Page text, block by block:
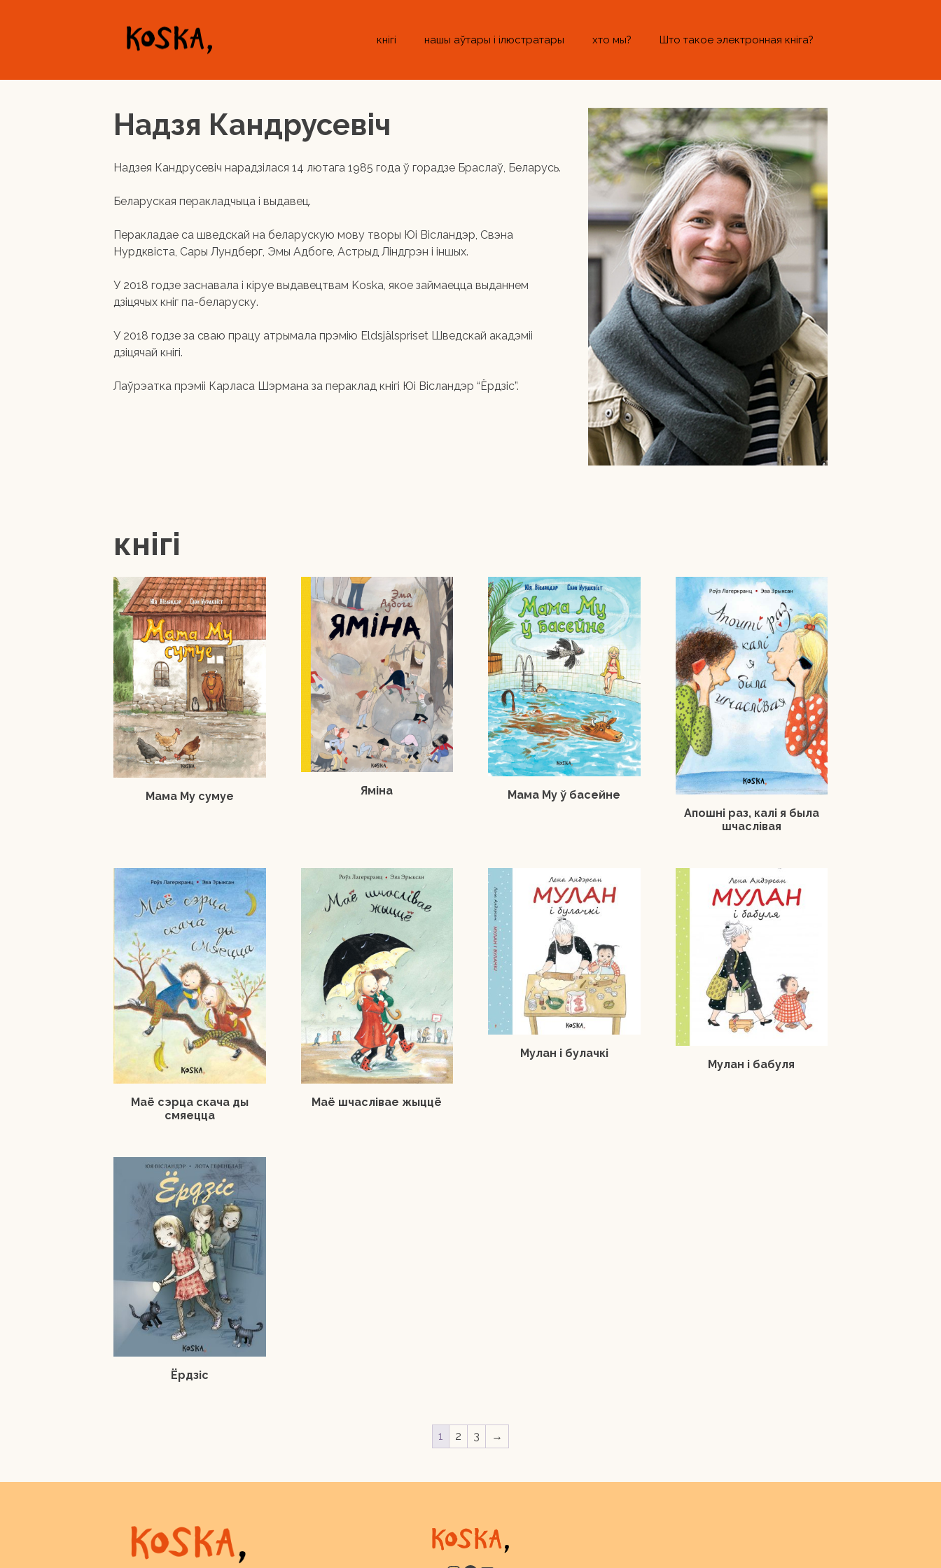
кнігі нашы аўтары і ілюстратары хто мы? Што такое электронная кніга?
Надзя Кандрусевіч
Надзея Кандрусевіч нарадзілася 14 лютага 1985 года ў горадзе Браслаў, Беларусь.
Беларуская перакладчыца і выдавец.
Перакладае са шведскай на беларускую мову творы Юі Вісландэр, Свэна
Нурдквіста, Сары Лундберг, Эмы Адбоге, Астрыд Ліндгрэн і іншых.
У 2018 годзе заснавала і кіруе выдавецтвам Koska, якое займаецца выданнем
дзіцячых кніг па-беларуску.
У 2018 годзе за сваю працу атрымала прэмію Eldsjälspriset Шведскай акадэміі
дзіцячай кнігі.
Лаўрэатка прэміі Карласа Шэрмана за пераклад кнігі Юі Вісландэр “Ёрдзіс”.
кнігі
Мама Му сумуе Яміна
Мама Му ў басейне
Апошні раз, калі я была
шчаслівая
Маё сэрца скача ды
смяецца
Маё шчаслівае жыццё
Мулан і булачкі
Мулан і бабуля
Ёрдзіс
1 2 3 →